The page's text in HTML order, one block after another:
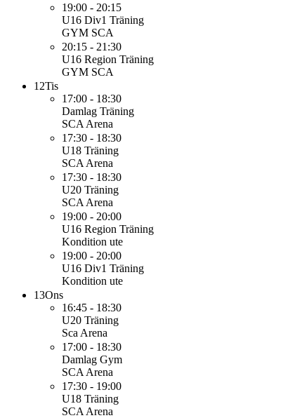
19:00 - 20:15
U16 Div1 Träning
GYM SCA
20:15 - 21:30
U16 Region Träning
GYM SCA
12Tis
17:00 - 18:30
Damlag Träning
SCA Arena
17:30 - 18:30
U18 Träning
SCA Arena
17:30 - 18:30
U20 Träning
SCA Arena
19:00 - 20:00
U16 Region Träning
Kondition ute
19:00 - 20:00
U16 Div1 Träning
Kondition ute
13Ons
16:45 - 18:30
U20 Träning
Sca Arena
17:00 - 18:30
Damlag Gym
SCA Arena
17:30 - 19:00
U18 Träning
SCA Arena